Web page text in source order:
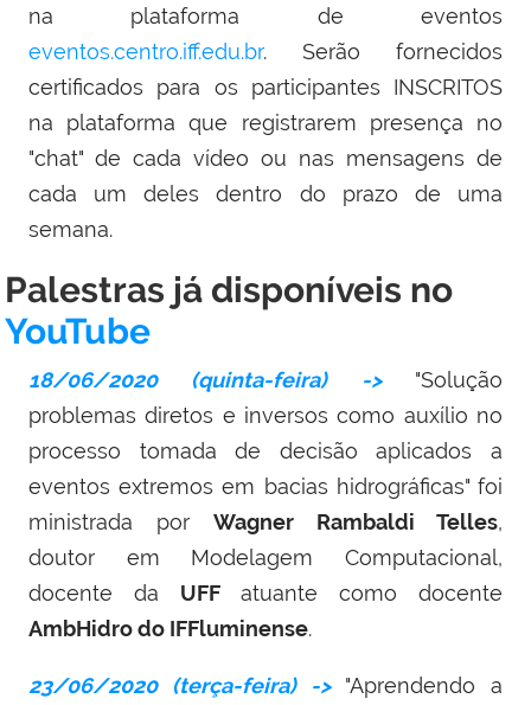
na plataforma de eventos
eventos.centro.iff.edu.br. Serão fornecidos
certificados para os participantes INSCRITOS
na plataforma que registrarem presença no
"chat" de cada vídeo ou nas mensagens de
cada um deles dentro do prazo de uma
semana.
Palestras já disponíveis no
YouTube
18/06/2020 (quinta-feira) ->"Solução
problemas diretos e inversos como auxílio no
processo tomada de decisão aplicados a
eventos extremos em bacias hidrográficas" foi
ministrada por Wagner Rambaldi Telles,
doutor em Modelagem Computacional,
docente da UFFatuante como docente
AmbHidro do IFFluminense.
23/06/2020 (terça-feira) ->"Aprendendo a